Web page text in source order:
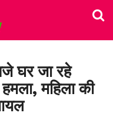
घर जा रहे
महिला की